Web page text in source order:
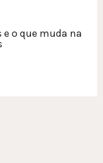
e o que muda na